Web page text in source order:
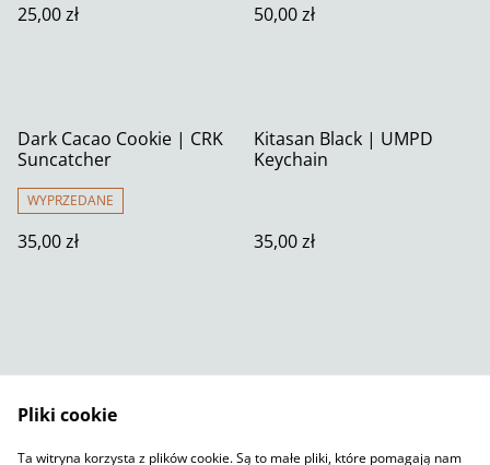
25,00 zł
50,00 zł
Dark Cacao Cookie | CRK
Suncatcher
WYPRZEDANE
35,00 zł
Kitasan Black | UMPD
Keychain
35,00 zł
Pliki cookie
Ta witryna korzysta z plików cookie. Są to małe pliki, które pomagają nam